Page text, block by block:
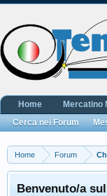
Home Forum
Benvenuto/a
Home Mercatino
Cerca nei Forum